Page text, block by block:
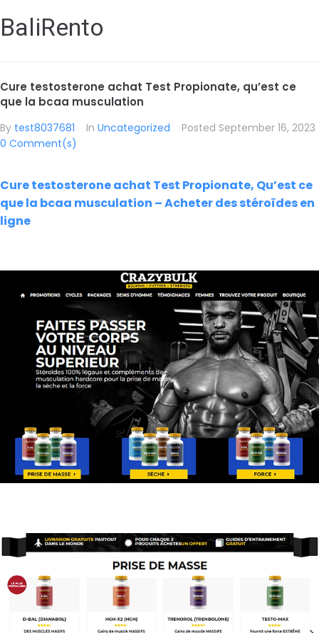
BaliRento
Cure testosterone achat Test Propionate, qu’est ce
que la bcaa musculation
By test8037681 In Uncategorized Posted September 16, 2023
0 Comment(s)
Cure testosterone achat Test Propionate, Qu’est ce
que la bcaa musculation – Acheter des stéroïdes en
ligne